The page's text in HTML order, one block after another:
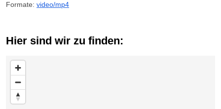
Formate: video/mp4
hier sind wir zu finden:
Karte überspringen